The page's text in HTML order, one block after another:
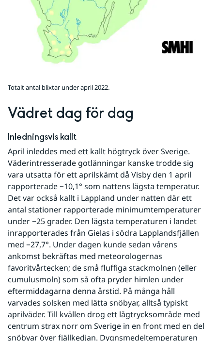
Totalt antal blixtar under april 2022.
Vädret dag för dag
Inledningsvis kallt
April inleddes med ett kallt högtryck över Sverige.
Väderintresserade gotlänningar kanske trodde sig
vara utsatta för ett aprilskämt då Visby den 1 april
rapporterade −10,1° som nattens lägsta temperatur.
Det var också kallt i Lappland under natten där ett
antal stationer rapporterade minimumtemperaturer
under −25 grader. Den lägsta temperaturen i landet
inrapporterades från Gielas i södra Lapplandsfjällen
med −27,7°. Under dagen kunde sedan vårens
ankomst bekräftas med meteorologernas
favoritvårtecken; de små fluffiga stackmolnen (eller
cumulusmoln) som så ofta pryder himlen under
eftermiddagarna denna årstid. På många håll
varvades solsken med lätta snöbyar, alltså typiskt
aprilväder. Till kvällen drog ett lågtrycksområde med
centrum strax norr om Sverige in en front med en del
snöbyar över fjällkedjan. Dygnsmedeltemperaturen